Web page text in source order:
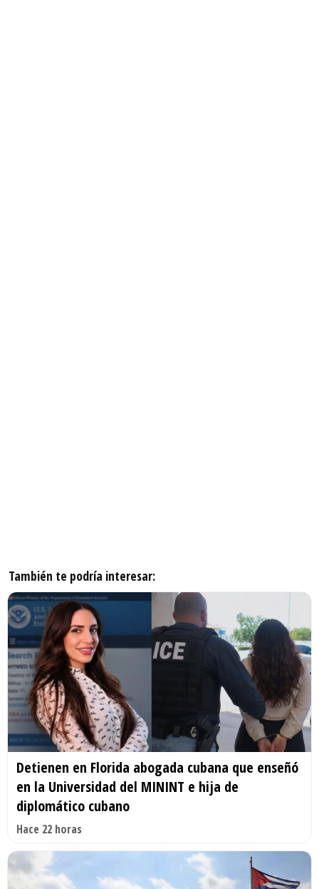
También te podría interesar:
Detienen en Florida abogada cubana que enseñó
en la Universidad del MININT e hija de
diplomático cubano
Hace 22 horas